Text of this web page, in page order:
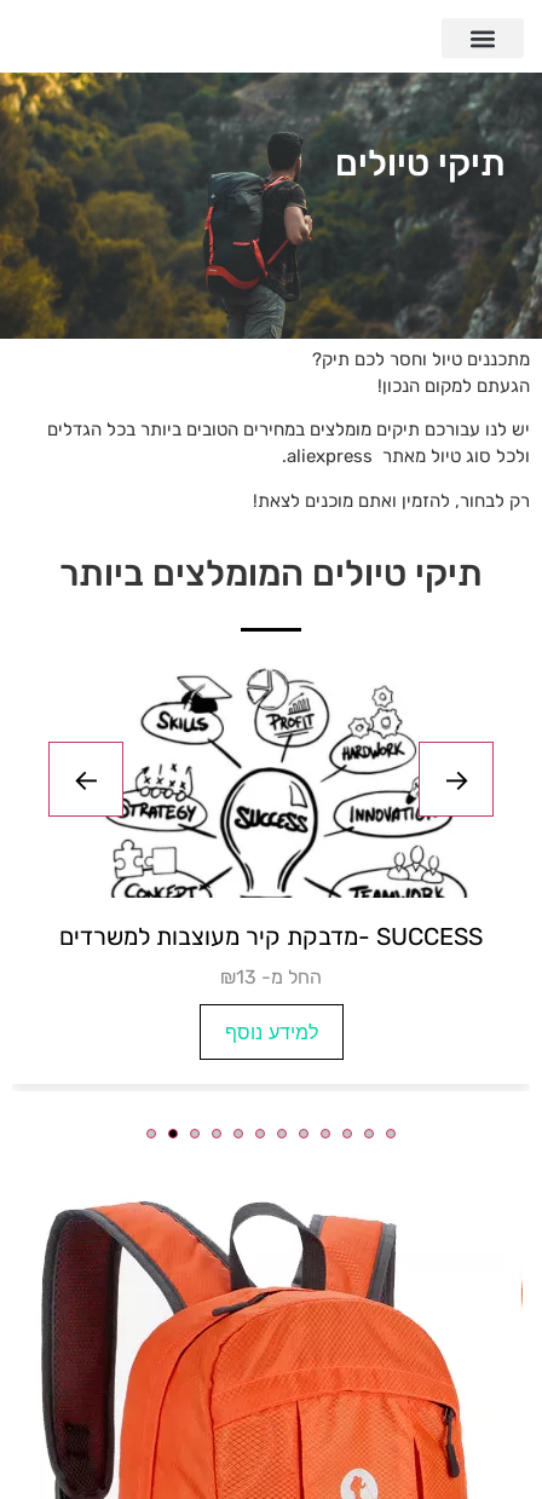
תיקי טיולים
מתכננים טיול וחסר לכם תיק?
הגעתם למקום הנכון!
יש לנו עבורכם תיקים מומלצים במחירים הטובים ביותר בכל הגדלים
ולכל סוג טיול מאתר aliexpress.
רק לבחור, להזמין ואתם מוכנים לצאת!
תיקי טיולים המומלצים ביותר
מדבקות קיר- מחוץ לקופסא
₪החל מ-7
למידע נוסף